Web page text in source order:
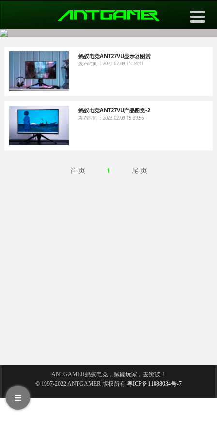
导航切换
蚂蚁电竞ANT27VU显示器图赏
发布时间：2023.02.09 15:34:41
蚂蚁电竞ANT27VU产品图赏-2
发布时间：2023.02.09 15:39:56
首 页 1 尾 页
ANTGAMER蚂蚁电竞，赋能玩家，去突破！
© 1997-2022 ANTGAMER 版权所有 粤ICP备11088034号-7